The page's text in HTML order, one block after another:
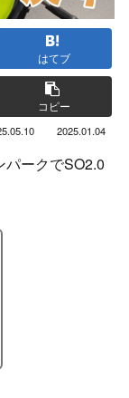
はてブ
コピー
2025.01.04
ークでSO2.0